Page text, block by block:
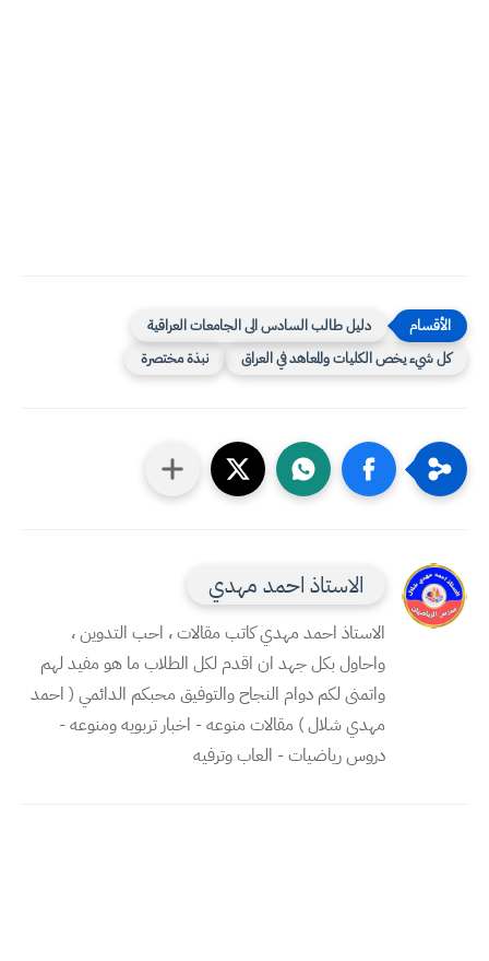
دليل طالب السادس الى الجامعات العراقية
كل شيء يخص الكليات والمعاهد في العراق
نبذة مختصرة
الاستاذ احمد مهدي
الاستاذ احمد مهدي كاتب مقالات ، احب التدوين ،
واحاول بكل جهد ان اقدم لكل الطلاب ما هو مفيد لهم
واتمنى لكم دوام النجاح والتوفيق محبكم الدائمي ( احمد
مهدي شلال ) مقالات منوعه - اخبار تربويه ومنوعه -
دروس رياضيات - العاب وترفيه